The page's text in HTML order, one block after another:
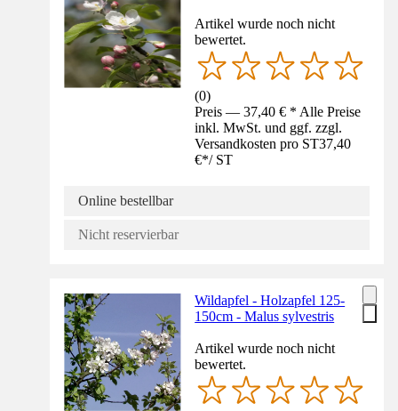
Artikel wurde noch nicht
bewertet.
(0)
Preis — 37,40 € * Alle Preise
inkl. MwSt. und ggf. zzgl.
Versandkosten pro ST37,40
€*/ ST
Online bestellbar
Nicht reservierbar
Wildapfel - Holzapfel 125-
150cm - Malus sylvestris
Artikel wurde noch nicht
bewertet.